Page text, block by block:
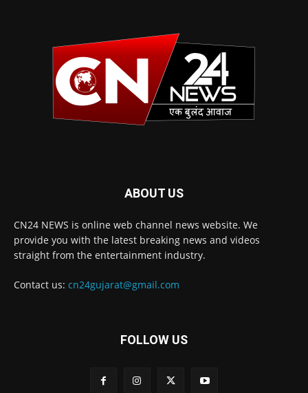
ABOUT US
CN24 NEWS is online web channel news website. We
provide you with the latest breaking news and videos
straight from the entertainment industry.
Contact us: cn24gujarat@gmail.com
FOLLOW US